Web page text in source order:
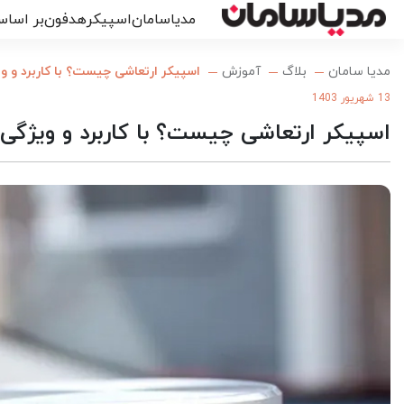
مدیاساماناسپیکرهدفونبر
مدیا سامان بلاگ آموزش اسپیکر ارتعاشی چیست؟ با کاربرد
13 شهریور 1403
اسپیکر ارتعاشی چیست؟ با کاربرد و